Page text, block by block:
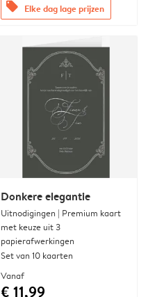
offers Elke dag lage prijzen
Donkere elegantie
Uitnodigingen | Premium kaart
met keuze uit 3
papierafwerkingen
Set van 10 kaarten
Vanaf
€ 11,99